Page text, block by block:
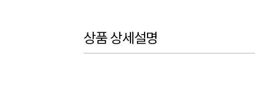
상품 상세설명